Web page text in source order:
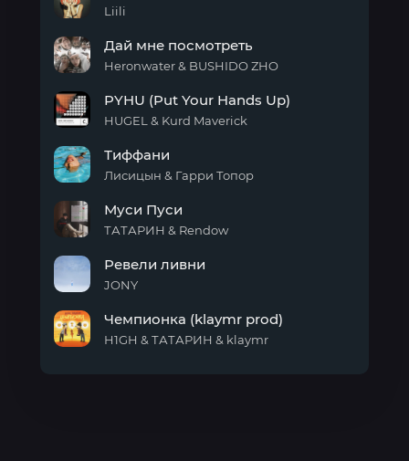
Liili
мне
посмотреть
Дай мне посмотреть
Heronwater & BUSHIDO ZHO
(Put
Your
Up)
PYHU (Put Your Hands Up)
HUGEL & Kurd Maverick
Тиффани
Лисицын & Гарри Топор
Пуси
Муси Пуси
ТАТАРИН & Rendow
ливни
Ревели ливни
JONY
Чемпионка (klaymr prod)
H1GH & ТАТАРИН & klaymr